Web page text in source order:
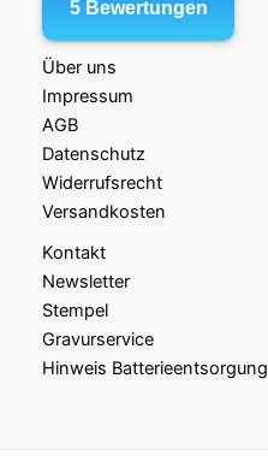
Über uns
Impressum
AGB
Datenschutz
Widerrufsrecht
Versandkosten
Kontakt
Newsletter
Stempel
Gravurservice
Hinweis Batterieentsorgung